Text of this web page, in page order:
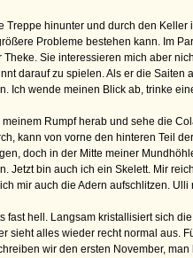
Treppe hinunter und durch den
Probleme bestehen kann. Im
Theke. Sie interessieren mich aber
darauf zu spielen. Als er die
Ich wende meinen Blick ab, trinke
meinem Rumpf herab und sehe die
kann von vorne den hinteren Teil
doch in der Mitte meiner
Jetzt bin auch ich ein Skelett. Mir
mir auch die Adern aufschlitzen.
fast hell. Langsam kristallisiert sich
sieht alles wieder recht normal aus.
wir den ersten November,